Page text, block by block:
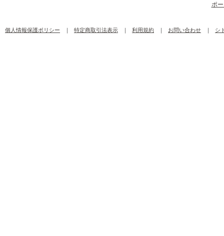
ポ
個人情報保護ポリシー ｜ 特定商取引法表示 ｜ 利用規約 ｜ お問い合わせ ｜ シ